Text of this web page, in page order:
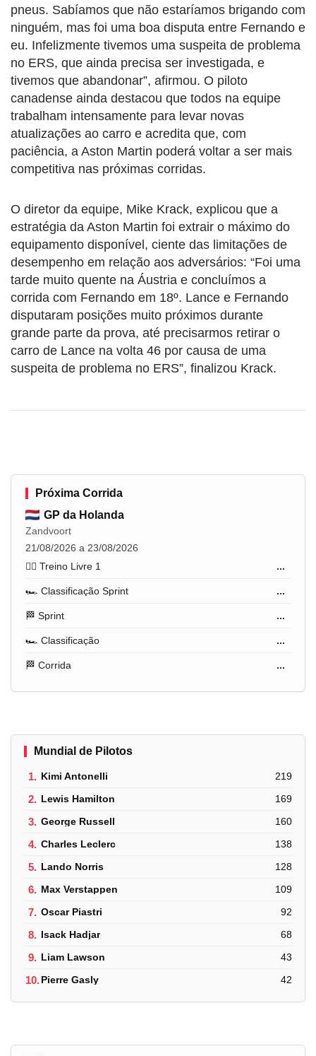
pneus. Sabíamos que não estaríamos brigando com
ninguém, mas foi uma boa disputa entre Fernando e
eu. Infelizmente tivemos uma suspeita de problema
no ERS, que ainda precisa ser investigada, e
tivemos que abandonar”, afirmou. O piloto
canadense ainda destacou que todos na equipe
trabalham intensamente para levar novas
atualizações ao carro e acredita que, com
paciência, a Aston Martin poderá voltar a ser mais
competitiva nas próximas corridas.
O diretor da equipe, Mike Krack, explicou que a
estratégia da Aston Martin foi extrair o máximo do
equipamento disponível, ciente das limitações de
desempenho em relação aos adversários: “Foi uma
tarde muito quente na Áustria e concluímos a
corrida com Fernando em 18º. Lance e Fernando
disputaram posições muito próximos durante
grande parte da prova, até precisarmos retirar o
carro de Lance na volta 46 por causa de uma
suspeita de problema no ERS”, finalizou Krack.
Próxima Corrida
GP da Holanda
Zandvoort
21/08/2026 a 23/08/2026
🏋️‍♂️ Treino Livre 1
...
🏎️ Classificação Sprint ...
🏁 Sprint ...
🏎️ Classificação ...
🏁 Corrida ...
Mundial de Pilotos
1. Kimi Antonelli 219
2. Lewis Hamilton 169
3. George Russell 160
4. Charles Leclerc 138
5. Lando Norris 128
6. Max Verstappen 109
7. Oscar Piastri 92
8. Isack Hadjar 68
9. Liam Lawson 43
10.Pierre Gasly 42